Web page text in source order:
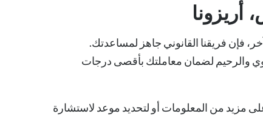
فإن فريقنا القانوني جاهز لمساعدتك.
والرحيم لضمان معاملتك بأقصى درجات
مزيد من المعلومات أو لتحديد موعد لاستشارة